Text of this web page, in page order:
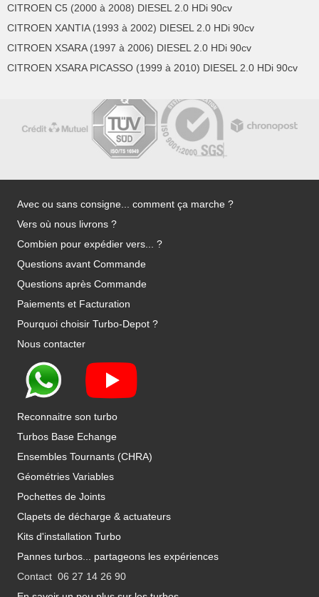
CITROEN C5 (2000 à 2008) DIESEL 2.0 HDi 90cv
CITROEN XANTIA (1993 à 2002) DIESEL 2.0 HDi 90cv
CITROEN XSARA (1997 à 2006) DIESEL 2.0 HDi 90cv
CITROEN XSARA PICASSO (1999 à 2010) DIESEL 2.0 HDi 90cv
Avec ou sans consigne... comment ça marche ?
Vers où nous livrons ?
Combien pour expédier vers... ?
Questions avant Commande
Questions après Commande
Paiements et Facturation
Pourquoi choisir Turbo-Depot ?
Nous contacter
Reconnaitre son turbo
Turbos Base Echange
Ensembles Tournants (CHRA)
Géométries Variables
Pochettes de Joints
Clapets de décharge & actuateurs
Kits d'installation Turbo
Pannes turbos... partageons les expériences
Contact 06 27 14 26 90